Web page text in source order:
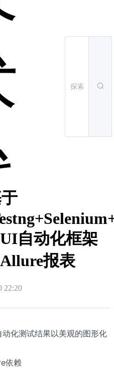
自动化框架
Allure报表
22:20
化测试结果以美观的图形化
依赖